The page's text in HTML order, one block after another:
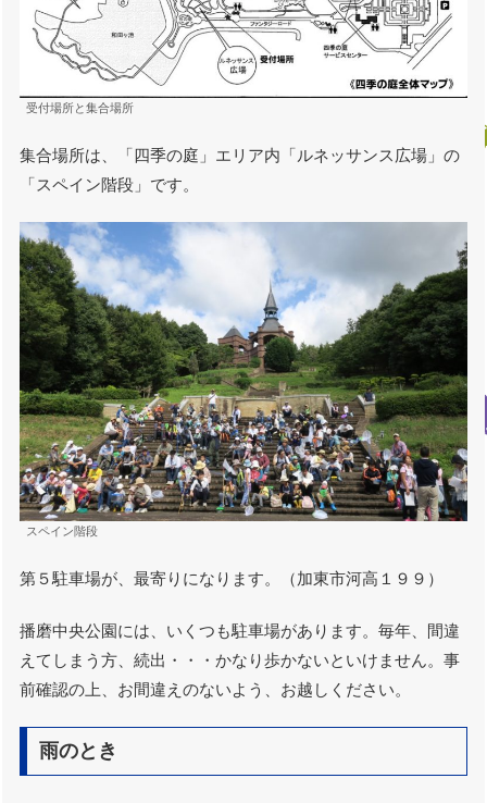
受付場所と集合場所
集合場所は、「四季の庭」エリア内「ルネッサンス広場」の
「スペイン階段」です。
スペイン階段
第５駐車場が、最寄りになります。（加東市河高１９９）
播磨中央公園には、いくつも駐車場があります。毎年、間違
えてしまう方、続出・・・かなり歩かないといけません。事
前確認の上、お間違えのないよう、お越しください。
雨のとき